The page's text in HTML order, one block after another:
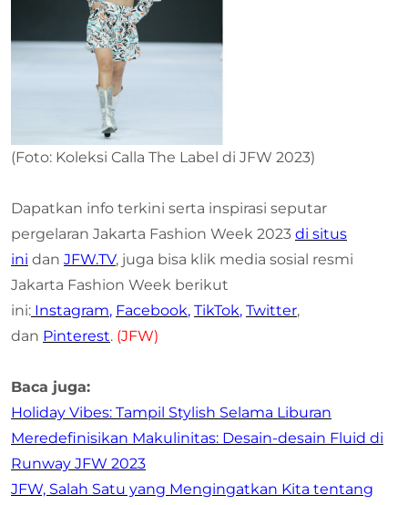
(Foto: Koleksi Calla The Label di JFW 2023)
Dapatkan info terkini serta inspirasi seputar
pergelaran Jakarta Fashion Week 2023 di situs
ini dan JFW.TV, juga bisa klik media sosial resmi
Jakarta Fashion Week berikut
ini: Instagram, Facebook, TikTok, Twitter,
dan Pinterest. (JFW)
Baca juga:
Holiday Vibes: Tampil Stylish Selama Liburan
Meredefinisikan Makulinitas: Desain-desain Fluid di
Runway JFW 2023
JFW, Salah Satu yang Mengingatkan Kita tentang